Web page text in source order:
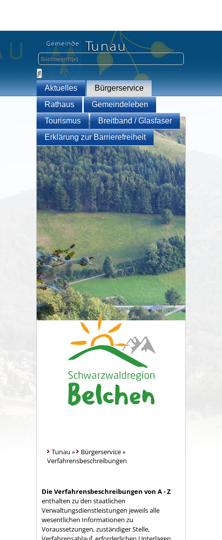
Aktuelles
Bürgerservice
Rathaus
Gemeindeleben
Tourismus
Breitband / Glasfaser
Erklärung zur Barrierefreiheit
Tunau » Bürgerservice»
Verfahrensbeschreibungen
Die Verfahrensbeschreibungen von A - Z
enthalten zu den staatlichen
Verwaltungsdienstleistungen jeweils alle
wesentlichen Informationen zu
Voraussetzungen, zuständiger Stelle,